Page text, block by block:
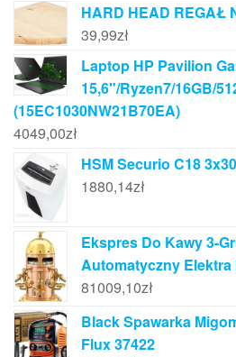
HARD HEAD REGAŁ
39,99zł
Laptop HP Pavilion
15,6"/Ryzen7/16GB/
(15EC1030NW21B70EA)
4049,00zł
HSM Securio C18 3x30
1880,14zł
Ekspres Do Kawy 3-
Automatyczny Elektra
81009,10zł
Black Spawarka
Flux 37422